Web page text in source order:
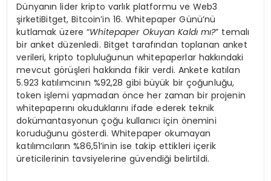
Dünyanın lider kripto varlık platformu ve Web3
şirketiBitget, Bitcoin’in 16. Whitepaper Günü’nü
kutlamak üzere “Whitepaper Okuyan Kaldı mı?” temalı
bir anket düzenledi. Bitget tarafından toplanan anket
verileri, kripto topluluğunun whitepaperlar hakkındaki
mevcut görüşleri hakkında fikir verdi. Ankete katılan
5.923 katılımcının %92,28 gibi büyük bir çoğunluğu,
token işlemi yapmadan önce her zaman bir projenin
whitepaperını okuduklarını ifade ederek teknik
dokümantasyonun çoğu kullanıcı için önemini
koruduğunu gösterdi. Whitepaper okumayan
katılımcıların %86,51’inin ise takip ettikleri içerik
üreticilerinin tavsiyelerine güvendiği belirtildi.